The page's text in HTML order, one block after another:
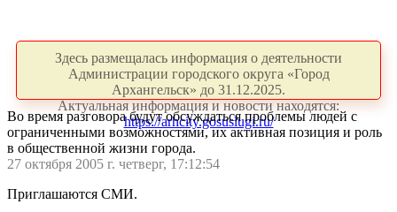
Здесь размещалась информация о деятельности
Администрации городского округа «Город
Архангельск» до 31.12.2025.
Актуальная информация и новости находятся:
https://arhcity.gosuslugi.ru/
Во время разговора будут обсуждаться проблемы людей с
ограниченными возможностями, их активная позиция и роль
в общественной жизни города.
27 октября 2005 г. четверг, 17:12:54
Приглашаются СМИ.